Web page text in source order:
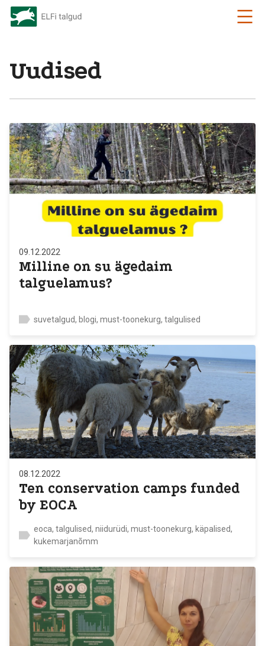
Uudised
09.12.2022
Milline on su ägedaim
talguelamus?
suvetalgud, blogi, must-toonekurg, talgulised
08.12.2022
Ten conservation camps funded
by EOCA
eoca, talgulised, niidurüdi, must-toonekurg, käpalised,
kukemarjanõmm